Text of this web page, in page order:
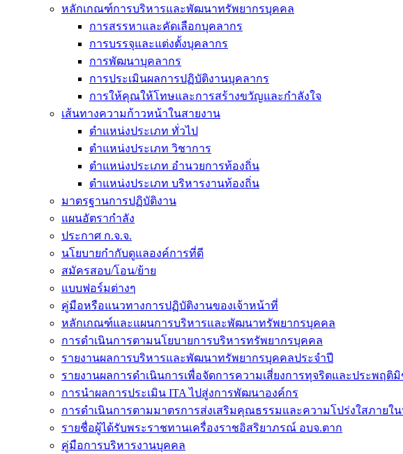
หลักเกณฑ์การบริหารและพัฒนาทรัพยากรบุคคล
การสรรหาและคัดเลือกบุคลากร
การบรรจุและแต่งตั้งบุคลากร
การพัฒนาบุคลากร
การประเมินผลการปฏิบัติงานบุคลากร
การให้คุณให้โทษและการสร้างขวัญและกำลังใจ
เส้นทางความก้าวหน้าในสายงาน
ตำแหน่งประเภท ทั่วไป
ตำแหน่งประเภท วิชาการ
ตำแหน่งประเภท อำนวยการท้องถิ่น
ตำแหน่งประเภท บริหารงานท้องถิ่น
มาตรฐานการปฏิบัติงาน
แผนอัตรากำลัง
ประกาศ ก.จ.จ.
นโยบายกำกับดูแลองค์การที่ดี
สมัครสอบ/โอน/ย้าย
แบบฟอร์มต่างๆ
คู่มือหรือแนวทางการปฏิบัติงานของเจ้าหน้าที่
หลักเกณฑ์และแผนการบริหารและพัฒนาทรัพยากรบุคคล
การดำเนินการตามนโยบายการบริหารทรัพยากรบุคคล
รายงานผลการบริหารและพัฒนาทรัพยากรบุคคลประจำปี
รายงานผลการดำเนินการเพื่อจัดการความเสี่ยงการทุจริตและประพฤติ
การนำผลการประเมิน ITA ไปสู่งการพัฒนาองค์กร
การดำเนินการตามมาตรการส่งเสริมคุณธรรมและความโปร่งใสภายใ
รายชื่อผู้ได้รับพระราชทานเครื่องราชอิสริยาภรณ์ อบจ.ตาก
คู่มือการบริหารงานบุคคล